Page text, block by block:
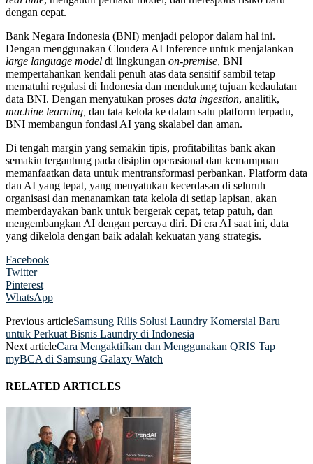
dengan cepat.
Bank Negara Indonesia (BNI) menjadi pelopor dalam hal ini.
Dengan menggunakan Cloudera AI Inference untuk menjalankan
large language model di lingkungan on-premise, BNI
mempertahankan kendali penuh atas data sensitif sambil tetap
mematuhi regulasi di Indonesia dan mendukung tujuan kedaulatan
data BNI. Dengan menyatukan proses data ingestion, analitik,
machine learning, dan tata kelola ke dalam satu platform terpadu,
BNI membangun fondasi AI yang skalabel dan aman.
Di tengah margin yang semakin tipis, profitabilitas bank akan
semakin tergantung pada disiplin operasional dan kemampuan
memanfaatkan data untuk mentransformasi perbankan. Platform data
dan AI yang tepat, yang menyatukan kecerdasan di seluruh
organisasi dan menanamkan tata kelola di setiap lapisan, akan
memberdayakan bank untuk bergerak cepat, tetap patuh, dan
mengembangkan AI dengan percaya diri. Di era AI saat ini, data
yang dikelola dengan baik adalah kekuatan yang strategis.
Facebook
Twitter
Pinterest
WhatsApp
Previous articleSamsung Rilis Solusi Laundry Komersial Baru
untuk Perkuat Bisnis Laundry di Indonesia
Next articleCara Mengaktifkan dan Menggunakan QRIS Tap
myBCA di Samsung Galaxy Watch
RELATED ARTICLES